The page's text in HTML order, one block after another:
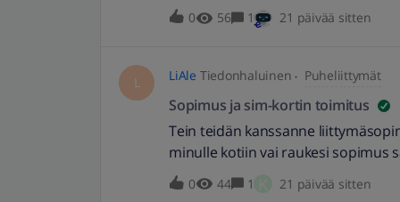
laittamassa boxin ulko ja
valokuidun kaapelinvedon
seuraavana päivänä oli
olla yhteydessä tuosta ajankohdan
ajankohtaan? Olisi hullua asentaa
0 56 1 21 päivää sitten
L LiAle Tiedonhaluinen Puheliittymät
Sopimus ja sim-kortin toimitus
Tein teidän kanssanne
minulle kotiin vai raukesi sopimus
kuvaavammaksi. -Burnett
0 44 1 21 päivää sitten